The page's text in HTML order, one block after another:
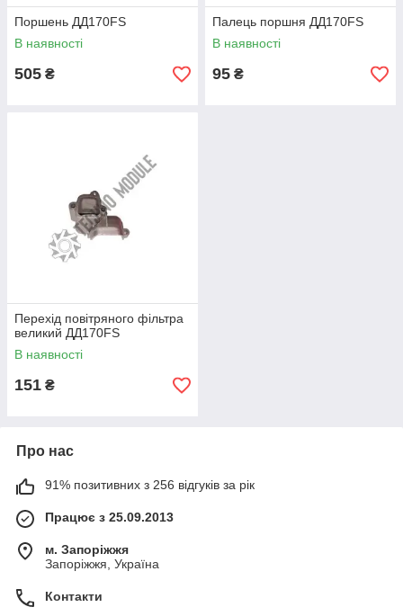
Поршень ДД170FS
В наявності
505 ₴
Палець поршня ДД170FS
В наявності
95 ₴
Перехід повітряного фільтра
великий ДД170FS
В наявності
151 ₴
Про нас
91% позитивних з 256 відгуків за рік
Працює з 25.09.2013
м. Запоріжжя
Запоріжжя, Україна
Контакти